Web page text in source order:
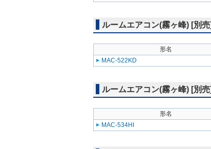
ルームエアコン(霧ヶ峰) [別
形名
MAC-522KD
ルームエアコン(霧ヶ峰) [別
形名
MAC-534HI